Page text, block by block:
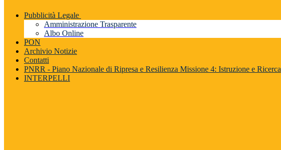
Pubblicità Legale
Amministrazione Trasparente
Albo Online
PON
Archivio Notizie
Contatti
PNRR - Piano Nazionale di Ripresa e Resilienza Missione 4: Istruzione e Ricerca
INTERPELLI